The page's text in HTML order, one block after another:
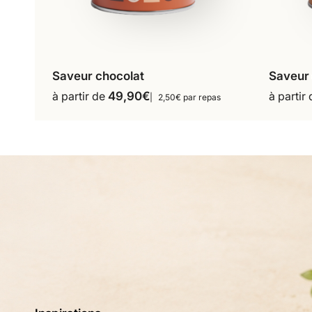
16 repas
36 repas
Ce
Saveur chocolat
à partir de 49,90€ 2,50€ par repas
à partir